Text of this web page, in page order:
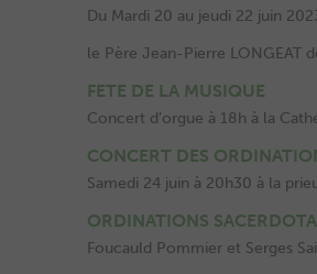
Du Mardi 20 au jeudi 22 juin
le Père Jean-Pierre LONGEAT
FETE DE LA MUSIQUE
Concert d’orgue à 18h à la
CONCERT DES
Samedi 24 juin à 20h30 à la
ORDINATIONS
Foucauld Pommier et Serges